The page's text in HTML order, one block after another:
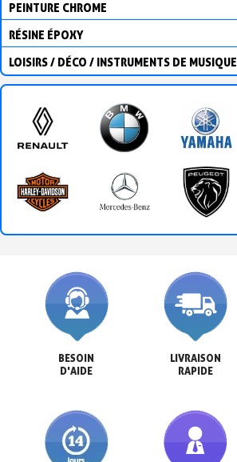
PEINTURE CHROME
RÉSINE ÉPOXY
LOISIRS / DÉCO / INSTRUMENTS DE MUSIQUE
BESOIN
D'AIDE
LIVRAISON
RAPIDE